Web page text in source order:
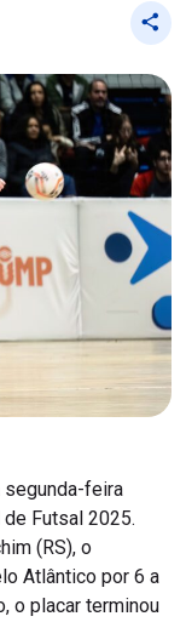
segunda-feira
Futsal 2025.
(RS), o
Atlântico por 6 a
o placar terminou